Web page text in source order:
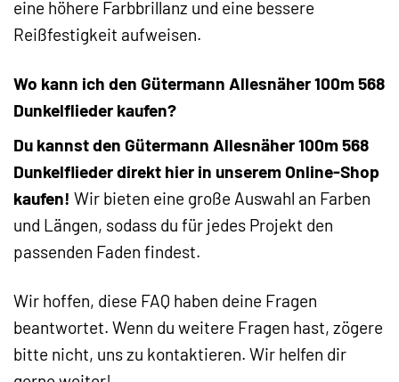
eine höhere Farbbrillanz und eine bessere
Reißfestigkeit aufweisen.
Wo kann ich den Gütermann Allesnäher 100m 568
Dunkelflieder kaufen?
Du kannst den Gütermann Allesnäher 100m 568
Dunkelflieder direkt hier in unserem Online-Shop
kaufen! Wir bieten eine große Auswahl an Farben
und Längen, sodass du für jedes Projekt den
passenden Faden findest.
Wir hoffen, diese FAQ haben deine Fragen
beantwortet. Wenn du weitere Fragen hast, zögere
bitte nicht, uns zu kontaktieren. Wir helfen dir